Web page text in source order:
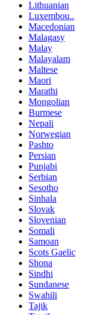
Lithuanian
Luxembou..
Macedonian
Malagasy
Malay
Malayalam
Maltese
Maori
Marathi
Mongolian
Burmese
Nepali
Norwegian
Pashto
Persian
Punjabi
Serbian
Sesotho
Sinhala
Slovak
Slovenian
Somali
Samoan
Scots Gaelic
Shona
Sindhi
Sundanese
Swahili
Tajik